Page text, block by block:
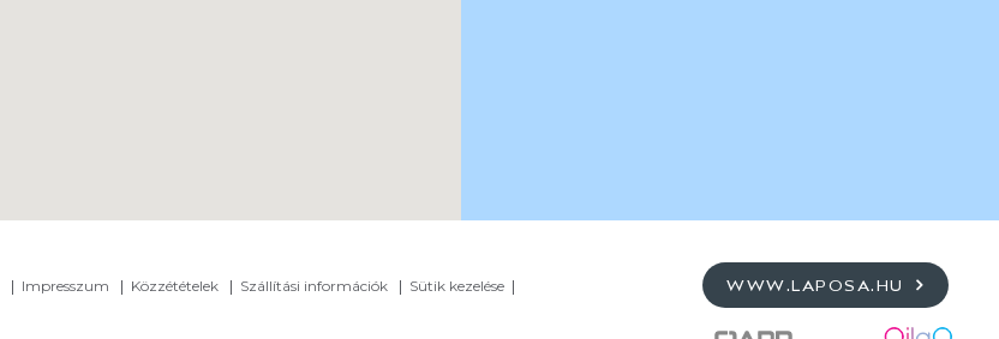
Impresszum Közzétételek Szállítási információk Sütik kezelése WWW.LAPOSA.HU